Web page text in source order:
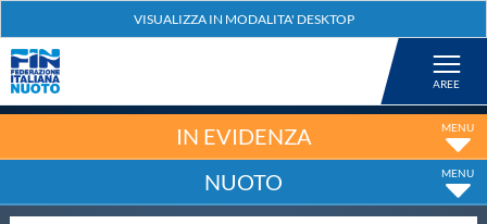
Nuoto
IN EVIDENZA
NUOTO